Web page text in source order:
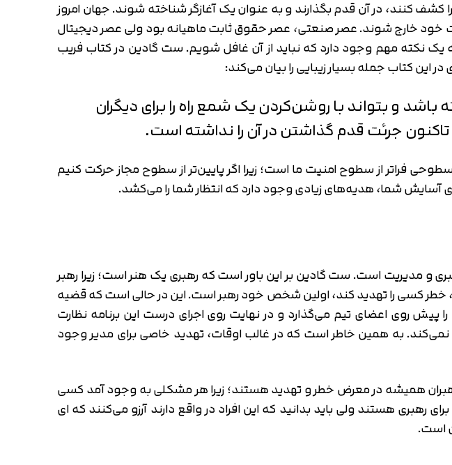
کنند، در آن قدم بگذارند و به عنوان یک آغازگر شناخته شوند. جهان امروز
خود خارج شوند. عصر صنعتی، عصر حقوق ثابت ماهیانه بود ولی عصر دیجیتال
یک نکته مهم وجود دارد که نباید از آن غافل شویم. ست گادین در کتاب فریب
این کتاب جمله بسیار زیبایی را بیان می‌کند:
و بتواند با روشن‌کردن یک شمع راه را برای دیگران
جرئت قدم‌ گذاشتن در آن را نداشته است.
فراتر از سطوح امنیت ما است؛ زیرا اگر پایین‌تر از سطوح مجاز حرکت کنیم
آسایش شما، هدیه‌های زیادی وجود دارد که انتظار شما را می‌کشد.
و مدیریت است. ست گادین بر این باور است که رهبری یک هنر است؛ زیرا رهبر
خطر کسی را تهدید کند، اولین شخص خود رهبر است. این در حالی است که قضیه
روی اعضای تیم می‌گذارد و در نهایت روی اجرای درست این برنامه نظارت
به همین خاطر است که در غالب اوقات، تهدید خاصی برای مدیر وجود
رهبران همیشه در معرض خطر و تهدید هستند؛ زیرا هر مشکلی به وجود آمد کسی
رهبری هستند ولی باید بدانید که این افراد در واقع دارند آرزو می‌کنند که ای
است.